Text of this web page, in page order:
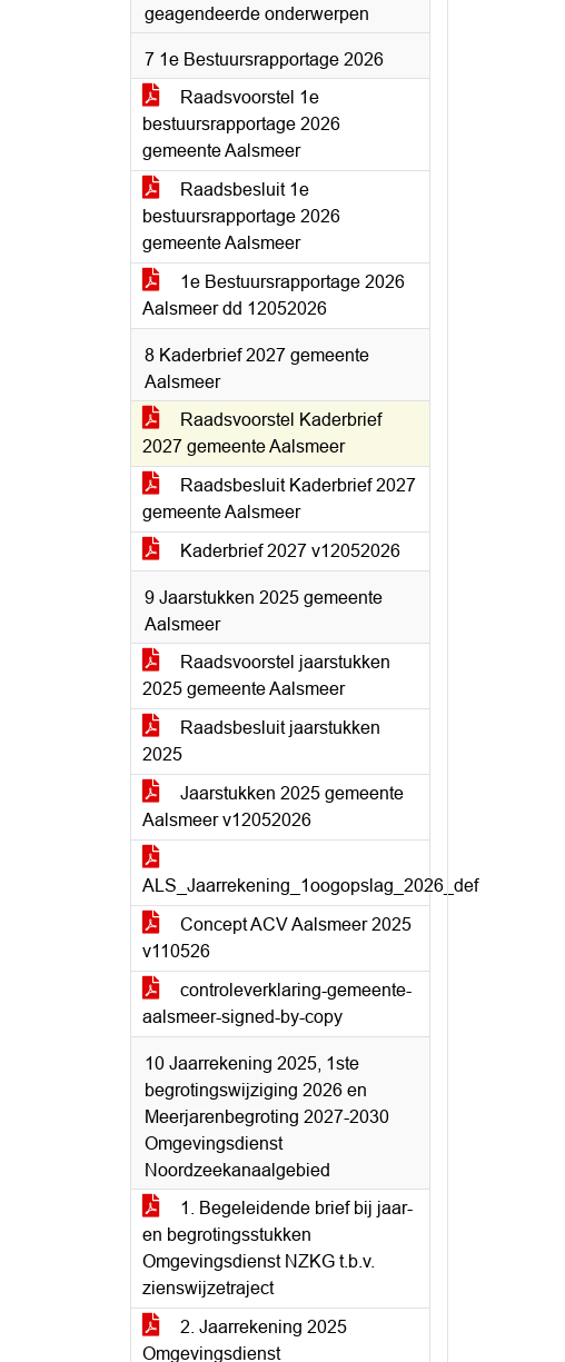
geagendeerde onderwerpen
7 1e Bestuursrapportage 2026
Raadsvoorstel 1e
bestuursrapportage 2026
gemeente Aalsmeer
Raadsbesluit 1e
bestuursrapportage 2026
gemeente Aalsmeer
1e Bestuursrapportage 2026
Aalsmeer dd 12052026
8 Kaderbrief 2027 gemeente
Aalsmeer
Raadsvoorstel Kaderbrief
2027 gemeente Aalsmeer
Raadsbesluit Kaderbrief 2027
gemeente Aalsmeer
Kaderbrief 2027 v12052026
9 Jaarstukken 2025 gemeente
Aalsmeer
Raadsvoorstel jaarstukken
2025 gemeente Aalsmeer
Raadsbesluit jaarstukken
2025
Jaarstukken 2025 gemeente
Aalsmeer v12052026
ALS_Jaarrekening_1oogopslag_2026_def
Concept ACV Aalsmeer 2025
v110526
controleverklaring-gemeente-
aalsmeer-signed-by-copy
10 Jaarrekening 2025, 1ste
begrotingswijziging 2026 en
Meerjarenbegroting 2027-2030
Omgevingsdienst
Noordzeekanaalgebied
1. Begeleidende brief bij jaar-
en begrotingsstukken
Omgevingsdienst NZKG t.b.v.
zienswijzetraject
2. Jaarrekening 2025
Omgevingsdienst